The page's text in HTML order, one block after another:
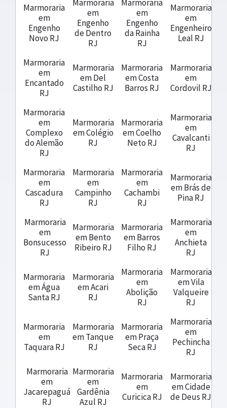
Marmoraria
em
Engenho
Novo RJ
Marmoraria
em
Engenho
de Dentro
RJ
Marmoraria
em
Engenho
da Rainha
RJ
Marmoraria
em
Engenheiro
Leal RJ
Marmoraria
em
Encantado
RJ
Marmoraria
em Del
Castilho RJ
Marmoraria
em Costa
Barros RJ
Marmoraria
em
Cordovil RJ
Marmoraria
em
Complexo
do Alemão
RJ
Marmoraria
em Colégio
RJ
Marmoraria
em Coelho
Neto RJ
Marmoraria
em
Cavalcanti
RJ
Marmoraria
em
Cascadura
RJ
Marmoraria
em
Campinho
RJ
Marmoraria
em
Cachambi
RJ
Marmoraria
em Brás de
Pina RJ
Marmoraria
em
Bonsucesso
RJ
Marmoraria
em Bento
Ribeiro RJ
Marmoraria
em Barros
Filho RJ
Marmoraria
em
Anchieta
RJ
Marmoraria
em Água
Santa RJ
Marmoraria
em Acari
RJ
Marmoraria
em
Abolição
RJ
Marmoraria
em Vila
Valqueire
RJ
Marmoraria
em
Taquara RJ
Marmoraria
em Tanque
RJ
Marmoraria
em Praça
Seca RJ
Marmoraria
em
Pechincha
RJ
Marmoraria
em
Jacarepaguá
RJ
Marmoraria
em
Gardênia
Azul RJ
Marmoraria
em
Curicica RJ
Marmoraria
em Cidade
de Deus RJ